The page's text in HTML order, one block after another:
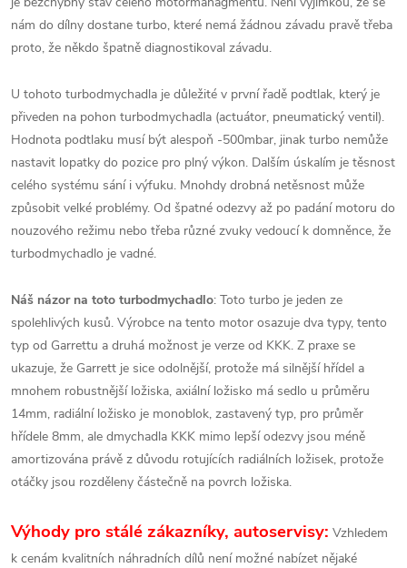
nám do dílny dostane turbo, které nemá žádnou závadu pravě třeba
proto, že někdo špatně diagnostikoval závadu.
U tohoto turbodmychadla je důležité v první řadě podtlak, který je
přiveden na pohon turbodmychadla (actuátor, pneumatický ventil).
Hodnota podtlaku musí být alespoň -500mbar, jinak turbo nemůže
nastavit lopatky do pozice pro plný výkon. Dalším úskalím je těsnost
celého systému sání i výfuku. Mnohdy drobná netěsnost může
způsobit velké problémy. Od špatné odezvy až po padání motoru do
nouzového režimu nebo třeba různé zvuky vedoucí k domněnce, že
turbodmychadlo je vadné.
Náš názor na toto turbodmychadlo: Toto turbo je jeden ze
spolehlivých kusů. Výrobce na tento motor osazuje dva typy, tento
typ od Garrettu a druhá možnost je verze od KKK. Z praxe se
ukazuje, že Garrett je sice odolnější, protože má silnější hřídel a
mnohem robustnější ložiska, axiální ložisko má sedlo u průměru
14mm, radiální ložisko je monoblok, zastavený typ, pro průměr
hřídele 8mm, ale dmychadla KKK mimo lepší odezvy jsou méně
amortizována právě z důvodu rotujících radiálních ložisek, protože
otáčky jsou rozděleny částečně na povrch ložiska.
Výhody pro stálé zákazníky, autoservisy: Vzhledem
k cenám kvalitních náhradních dílů není možné nabízet nějaké